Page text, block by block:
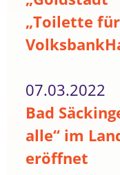
„Toilette
07.03.2022
Bad
alle“ im
eröffnet